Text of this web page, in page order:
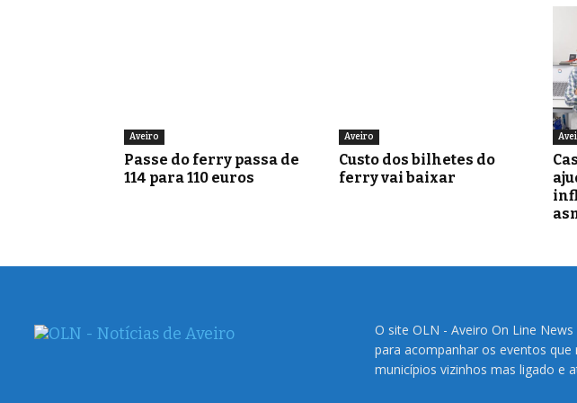
Aveiro
Passe do ferry passa de
114 para 110 euros
Aveiro
Custo dos bilhetes do
ferry vai baixar
O site OLN - Aveiro On Line
para acompanhar os eventos
municípios vizinhos mas ligado e